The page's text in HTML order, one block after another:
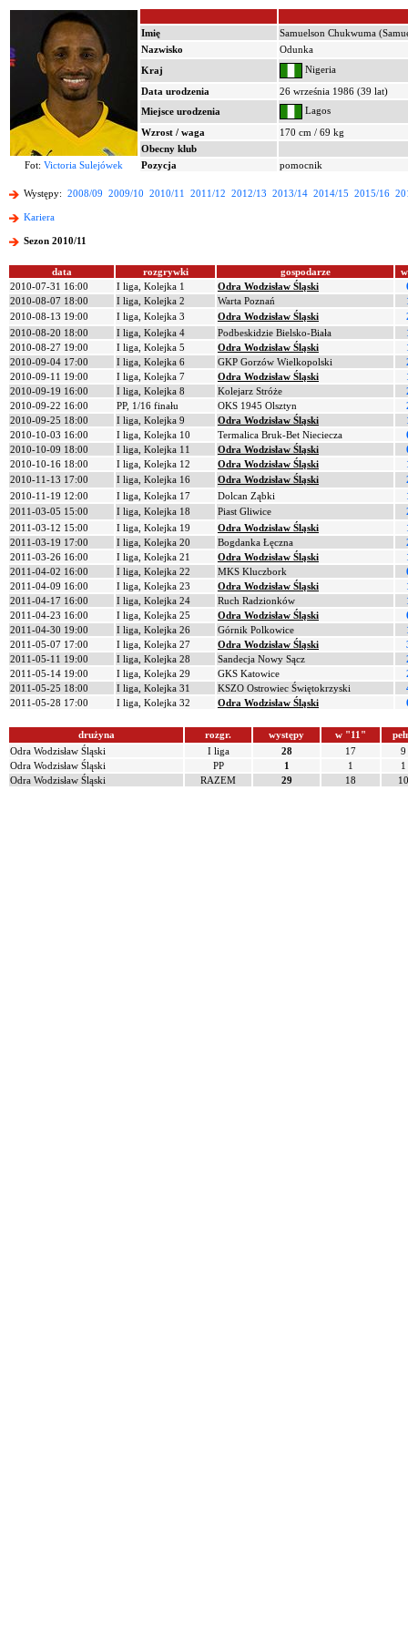
Imię
Samuelson Chukwuma
Nazwisko
Odunka
Kraj
Nigeria
Data urodzenia
26 września 1986 (39 lat)
Miejsce urodzenia
Lagos
Wzrost / waga
170 cm / 69 kg
Obecny klub
Fot: Victoria Sulejówek Pozycja pomocnik
Występy: 2008/09 2009/10 2010/11 2011/12 2012/13 2013/14 2014/15 2015/16
Kariera
Sezon 2010/11
data rozgrywki gospodarze
2010-07-31 16:00
I liga, Kolejka 1 Odra Wodzisław Śląski
2010-08-07 18:00
I liga, Kolejka 2 Warta Poznań
2010-08-13 19:00
I liga, Kolejka 3 Odra Wodzisław Śląski
2010-08-20 18:00
I liga, Kolejka 4 Podbeskidzie Bielsko-Biała
2010-08-27 19:00
I liga, Kolejka 5 Odra Wodzisław Śląski
2010-09-04 17:00
I liga, Kolejka 6 GKP Gorzów Wielkopolski
2010-09-11 19:00
I liga, Kolejka 7 Odra Wodzisław Śląski
2010-09-19 16:00
I liga, Kolejka 8 Kolejarz Stróże
2010-09-22 16:00
PP, 1/16 finału OKS 1945 Olsztyn
2010-09-25 18:00
I liga, Kolejka 9 Odra Wodzisław Śląski
2010-10-03 16:00
I liga, Kolejka 10 Termalica Bruk-Bet Nieciecza
2010-10-09 18:00
I liga, Kolejka 11 Odra Wodzisław Śląski
2010-10-16 18:00
I liga, Kolejka 12 Odra Wodzisław Śląski
2010-11-13 17:00
I liga, Kolejka 16 Odra Wodzisław Śląski
2010-11-19 12:00
I liga, Kolejka 17 Dolcan Ząbki
2011-03-05 15:00
I liga, Kolejka 18 Piast Gliwice
2011-03-12 15:00
I liga, Kolejka 19 Odra Wodzisław Śląski
2011-03-19 17:00
I liga, Kolejka 20 Bogdanka Łęczna
2011-03-26 16:00
I liga, Kolejka 21 Odra Wodzisław Śląski
2011-04-02 16:00
I liga, Kolejka 22 MKS Kluczbork
2011-04-09 16:00
I liga, Kolejka 23 Odra Wodzisław Śląski
2011-04-17 16:00
I liga, Kolejka 24 Ruch Radzionków
2011-04-23 16:00
I liga, Kolejka 25 Odra Wodzisław Śląski
2011-04-30 19:00
I liga, Kolejka 26 Górnik Polkowice
2011-05-07 17:00
I liga, Kolejka 27 Odra Wodzisław Śląski
2011-05-11 19:00
I liga, Kolejka 28 Sandecja Nowy Sącz
2011-05-14 19:00
I liga, Kolejka 29 GKS Katowice
2011-05-25 18:00
I liga, Kolejka 31 KSZO Ostrowiec Świętokrzyski
2011-05-28 17:00
I liga, Kolejka 32 Odra Wodzisław Śląski
drużyna rozgr. występy w "11"
Odra Wodzisław Śląski
I liga 28 17
9
Odra Wodzisław Śląski
PP 1 1
1
Odra Wodzisław Śląski
RAZEM 29 18 10